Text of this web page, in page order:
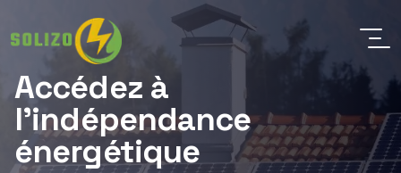
Accédez à
l'indépendance
énergétique